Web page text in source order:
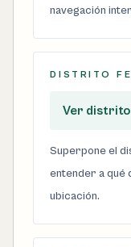
navegación
DISTRITO
Ver distrito
Superpone el
entender a qué
ubicación.